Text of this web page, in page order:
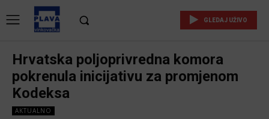
GLEDAJ UŽIVO
Hrvatska poljoprivredna komora
pokrenula inicijativu za promjenom
Kodeksa
AKTUALNO